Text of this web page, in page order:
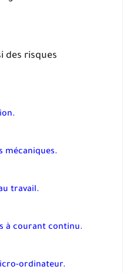
des risques
mécaniques.
travail.
à courant continu.
ordinateur.